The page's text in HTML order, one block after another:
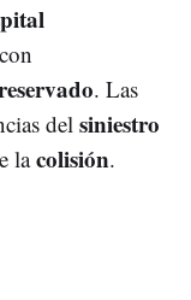
con
. Las
del siniestro
lacolisión.